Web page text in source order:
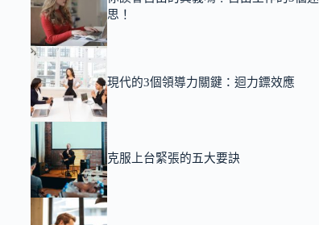
思！
現代的3個領導力關鍵：迴力鏢效應
克服上台緊張的五大要訣